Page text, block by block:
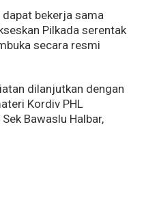
bekerja sama
Pilkada serentak
secara resmi
dilanjutkan dengan
Kordiv PHL
Bawaslu Halbar,